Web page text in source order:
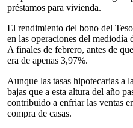
préstamos para vivienda.
El rendimiento del bono del
en las operaciones del mediodía
A finales de febrero, antes de
era de apenas 3,97%.
Aunque las tasas hipotecarias a
bajas que a esta altura del año
contribuido a enfriar las ventas
compra de casas.